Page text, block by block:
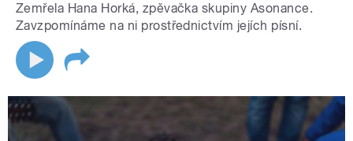
Zemřela Hana Horká, zpěvačka skupiny Asonance.
Zavzpomínáme na ni prostřednictvím jejích písní.